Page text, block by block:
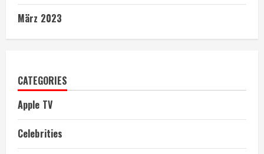
März 2023
CATEGORIES
Apple TV
Celebrities